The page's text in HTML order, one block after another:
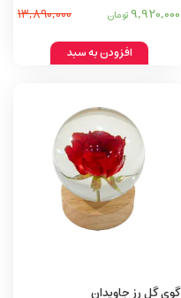
9,920,000تومان 13,890,000
افزودن به سبد
گوی گل رز جاویدان